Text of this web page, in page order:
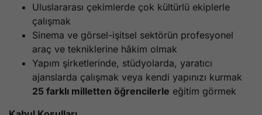
Uluslararası çekimlerde çok kültürlü ekiplerle
çalışmak
Sinema ve görsel-işitsel sektörün profesyonel
araç ve tekniklerine hâkim olmak
Yapım şirketlerinde, stüdyolarda, yaratıcı
ajanslarda çalışmak veya kendi yapınızı kurmak
25 farklı milletten öğrencilerle eğitim görmek